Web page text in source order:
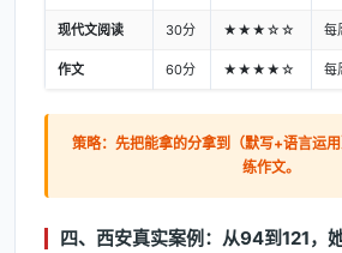
现代文阅读 30分 ★★★☆☆ 每
作文 60分 ★★★★☆ 每
策略：先把能拿的分拿到（默写+语言运
练作文。
四、西安真实案例：从94到121，